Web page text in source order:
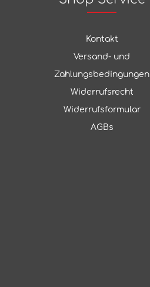
Kontakt
Versand- und
Zahlungsbedingungen
Widerrufsrecht
Widerrufsformular
AGBs